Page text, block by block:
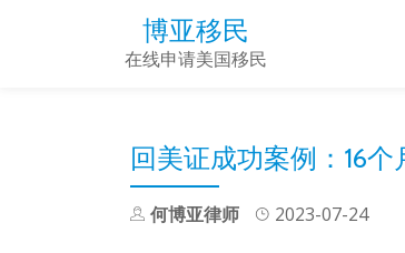
博亚移民
在线申请美国移民
回美证成功案例：16个
何博亚律师 2023-07-24